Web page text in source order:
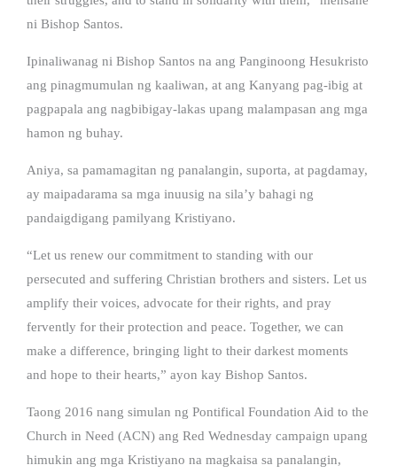
ni Bishop Santos.
Ipinaliwanag ni Bishop Santos na ang Panginoong Hesukristo
ang pinagmumulan ng kaaliwan, at ang Kanyang pag-ibig at
pagpapala ang nagbibigay-lakas upang malampasan ang mga
hamon ng buhay.
Aniya, sa pamamagitan ng panalangin, suporta, at pagdamay,
ay maipadarama sa mga inuusig na sila’y bahagi ng
pandaigdigang pamilyang Kristiyano.
“Let us renew our commitment to standing with our
persecuted and suffering Christian brothers and sisters. Let us
amplify their voices, advocate for their rights, and pray
fervently for their protection and peace. Together, we can
make a difference, bringing light to their darkest moments
and hope to their hearts,” ayon kay Bishop Santos.
Taong 2016 nang simulan ng Pontifical Foundation Aid to the
Church in Need (ACN) ang Red Wednesday campaign upang
himukin ang mga Kristiyano na magkaisa sa panalangin,